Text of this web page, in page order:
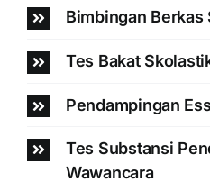
Bimbingan
Tes Bakat
Pendampingan
Tes Substansi
Wawancara